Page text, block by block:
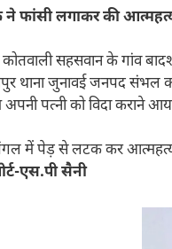
फांसी लगाकर की
कोतवाली सहसवान के गांव
थाना जुनावई जनपद
पत्नी को विदा कराने
में पेड़ से लटक कर
एस.पी सैनी